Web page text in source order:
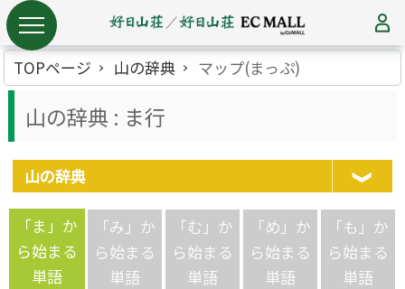
TOPページ 山の辞典 マップ(まっぷ)
山の辞典 : ま行
山の辞典
「ま」か
ら始まる
単語
「み」か
ら始まる
単語
「む」か
ら始まる
単語
「め」か
ら始まる
単語
「も」か
ら始まる
単語